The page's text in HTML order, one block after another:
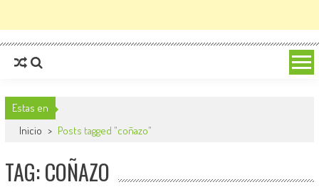
Estas en
Inicio > Posts tagged "coñazo"
TAG: COÑAZO